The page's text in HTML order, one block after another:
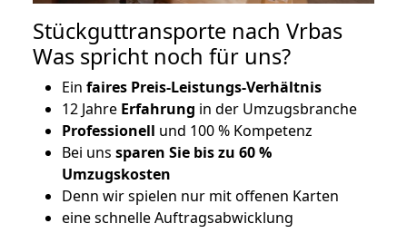
Stückguttransporte nach Vrbas
Was spricht noch für uns?
Ein faires Preis-Leistungs-Verhältnis
12 Jahre Erfahrung in der Umzugsbranche
Professionell und 100 % Kompetenz
Bei uns sparen Sie bis zu 60 %
Umzugskosten
Denn wir spielen nur mit offenen Karten
eine schnelle Auftragsabwicklung